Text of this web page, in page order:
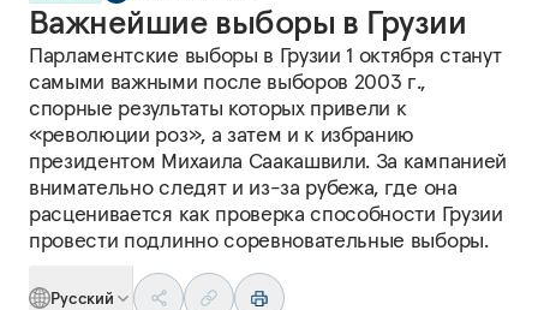
Важнейшие выборы в Грузии
Парламентские выборы в Грузии 1 октября станут
самыми важными после выборов 2003 г.,
спорные результаты которых привели к
«революции роз», а затем и к избранию
президентом Михаила Саакашвили. За кампанией
внимательно следят и из-за рубежа, где она
расценивается как проверка способности Грузии
провести подлинно соревновательные выборы.
Русский